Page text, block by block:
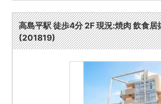
高島平駅 徒歩4分 2F 現況:焼肉 飲食居
(201819)